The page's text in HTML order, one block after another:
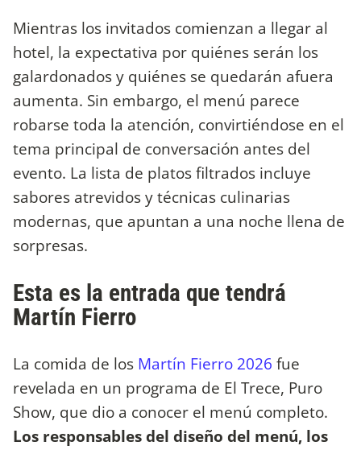
Mientras los invitados comienzan a llegar al
hotel, la expectativa por quiénes serán los
galardonados y quiénes se quedarán afuera
aumenta. Sin embargo, el menú parece
robarse toda la atención, convirtiéndose en el
tema principal de conversación antes del
evento. La lista de platos filtrados incluye
sabores atrevidos y técnicas culinarias
modernas, que apuntan a una noche llena de
sorpresas.
Esta es la entrada que tendrá
Martín Fierro
La comida de los Martín Fierro 2026 fue
revelada en un programa de El Trece, Puro
Show, que dio a conocer el menú completo.
Los responsables del diseño del menú, los